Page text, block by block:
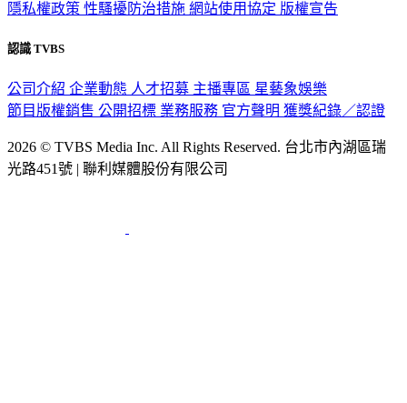
隱私權政策 性騷擾防治措施 網站使用協定 版權宣告
認識 TVBS
公司介紹 企業動態 人才招募 主播專區 星藝象娛樂
節目版權銷售 公開招標 業務服務 官方聲明 獲獎紀錄／認證
2026 © TVBS Media Inc. All Rights Reserved. 台北市內湖區瑞
光路451號 | 聯利媒體股份有限公司